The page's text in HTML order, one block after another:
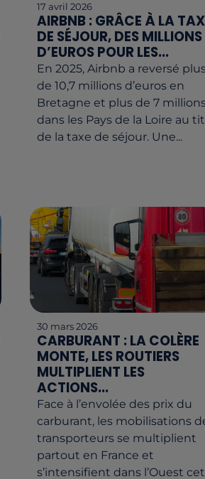
17 avril 2026
AIRBNB : GRÂCE À LA
DE SÉJOUR, DES MILLIONS
D’EUROS POUR LES...
En 2025, Airbnb a reversé
de 10,7 millions d’euros en
Bretagne et plus de 7
dans les Pays de la Loire au
de la taxe de séjour. Une...
30 mars 2026
CARBURANT : LA COLÈRE
MONTE, LES ROUTIERS
MULTIPLIENT LES
ACTIONS...
Face à l’envolée des prix du
carburant, les mobilisations
transporteurs se multiplient
partout en France et
s’intensifient dans l’Ouest